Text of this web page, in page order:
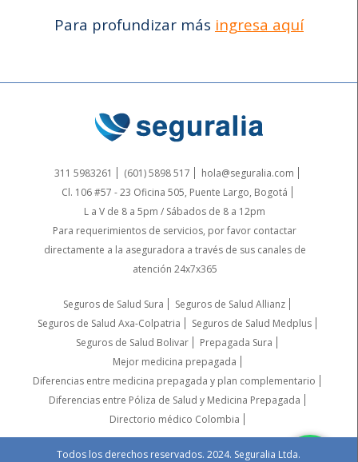
Para profundizar más ingresa aquí
311 5983261 (601) 5898 517
hola@seguralia.com
Cl. 106 #57 - 23 Oficina 505, Puente Largo, Bogotá
L a V de 8 a 5pm / Sábados de 8 a 12pm
Para requerimientos de servicios, por favor contactar
directamente a la aseguradora a través de sus canales de
atención 24x7x365
Seguros de Salud Sura
Seguros de Salud Allianz
Seguros de Salud Axa-Colpatria
Seguros de Salud Medplus
Seguros de Salud Bolivar
Prepagada Sura
Mejor medicina prepagada
Diferencias entre medicina prepagada y plan complementario
Diferencias entre Póliza de Salud y Medicina Prepagada
Directorio médico Colombia
Todos los derechos reservados. 2024. Seguralia Ltda.